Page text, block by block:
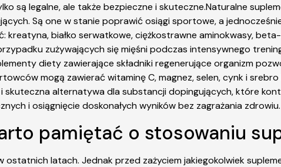
są legalne, ale także bezpieczne i skuteczne.Naturalne
Są one w stanie poprawić osiągi sportowe, a
białko serwatkowe, ciężkostrawne aminokwasy,
zużywających się mięśni podczas intensywnego
diety zawierające składniki regenerujące organizm
mogą zawierać witaminę C, magnez, selen, cynk i
alternatywa dla substancji dopingujących, które
i osiągnięcie doskonałych wyników bez zagrażania zdrowiu.
pamiętać o stosowaniu
ostatnich latach. Jednak przed zażyciem jakiegokolwiek